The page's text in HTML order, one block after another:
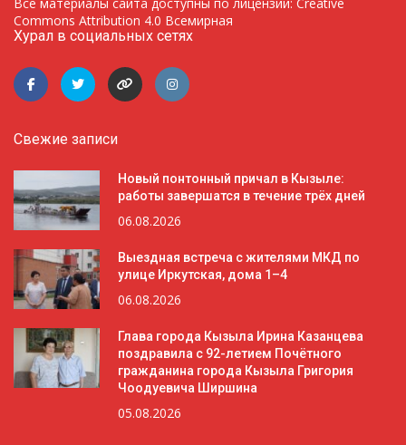
Все материалы сайта доступны по лицензии: Creative
Commons Attribution 4.0 Всемирная
Хурал в социальных сетях
Свежие записи
Новый понтонный причал в Кызыле:
работы завершатся в течение трёх дней
06.08.2026
Выездная встреча с жителями МКД по
улице Иркутская, дома 1–4
06.08.2026
Глава города Кызыла Ирина Казанцева
поздравила с 92-летием Почётного
гражданина города Кызыла Григория
Чоодуевича Ширшина
05.08.2026